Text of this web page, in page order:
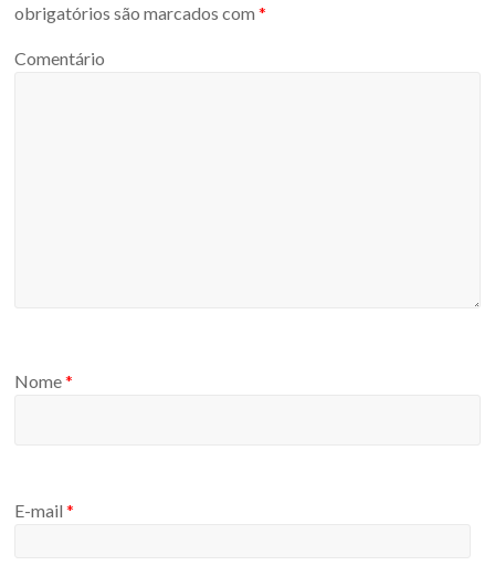
obrigatórios são marcados com*
Comentário
Nome*
E-mail*